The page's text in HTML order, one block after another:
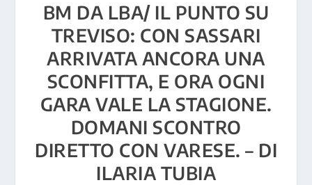
BM DA LBA/ IL PUNTO SU
TREVISO: CON SASSARI
ARRIVATA ANCORA UNA
SCONFITTA, E ORA OGNI
GARA VALE LA STAGIONE.
DOMANI SCONTRO
DIRETTO CON VARESE. – DI
ILARIA TUBIA